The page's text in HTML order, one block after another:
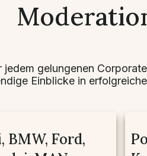
jedem gelungenen
Einblicke in
BMW, Ford,